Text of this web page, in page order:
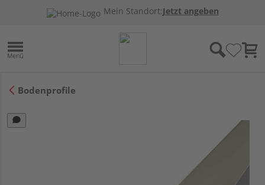
Mein Standort:Jetzt angeben
Bodenprofile